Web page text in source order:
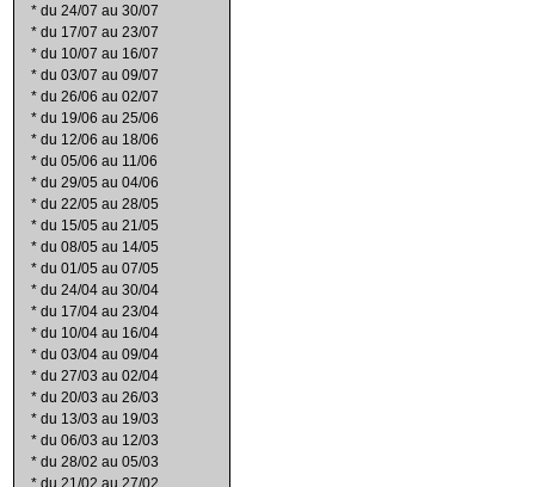
* du 24/07 au 30/07
* du 17/07 au 23/07
* du 10/07 au 16/07
* du 03/07 au 09/07
* du 26/06 au 02/07
* du 19/06 au 25/06
* du 12/06 au 18/06
* du 05/06 au 11/06
* du 29/05 au 04/06
* du 22/05 au 28/05
* du 15/05 au 21/05
* du 08/05 au 14/05
* du 01/05 au 07/05
* du 24/04 au 30/04
* du 17/04 au 23/04
* du 10/04 au 16/04
* du 03/04 au 09/04
* du 27/03 au 02/04
* du 20/03 au 26/03
* du 13/03 au 19/03
* du 06/03 au 12/03
* du 28/02 au 05/03
* du 21/02 au 27/02